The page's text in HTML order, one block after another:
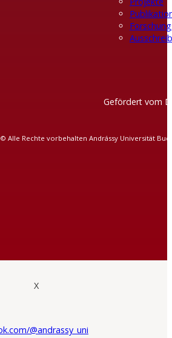
Gefördert vom
© Alle Rechte vorbehalten Andrássy Universität
X
@andrassy_uni